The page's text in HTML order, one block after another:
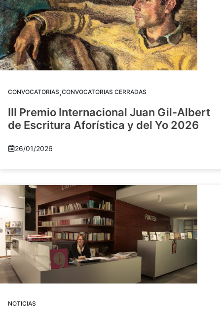
CONVOCATORIAS,CONVOCATORIAS CERRADAS
III Premio Internacional Juan Gil-Albert
de Escritura Aforística y del Yo 2026
26/01/2026
NOTICIAS